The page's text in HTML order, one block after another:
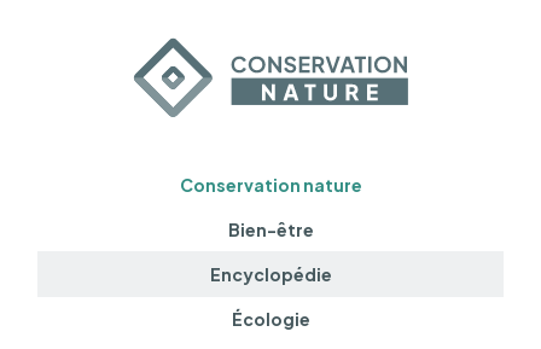
Conservation nature
Bien-être
Encyclopédie
Écologie